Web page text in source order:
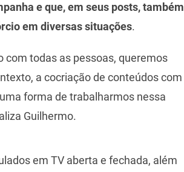
e que, em seus posts, também
em diversas situações.
com todas as pessoas, queremos
a cocriação de conteúdos com
forma de trabalharmos nessa
Guilhermo.
em TV aberta e fechada, além